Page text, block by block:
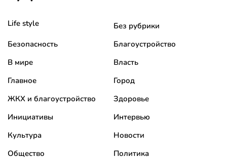
Life style
Без рубрики
Безопасность
Благоустройство
В мире
Власть
Главное
Город
ЖКХ и благоустройство
Здоровье
Инициативы
Интервью
Культура
Новости
Общество
Политика